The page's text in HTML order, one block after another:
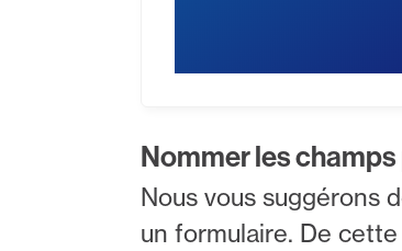
Nommer les
Nous vous suggérons
un formulaire. De